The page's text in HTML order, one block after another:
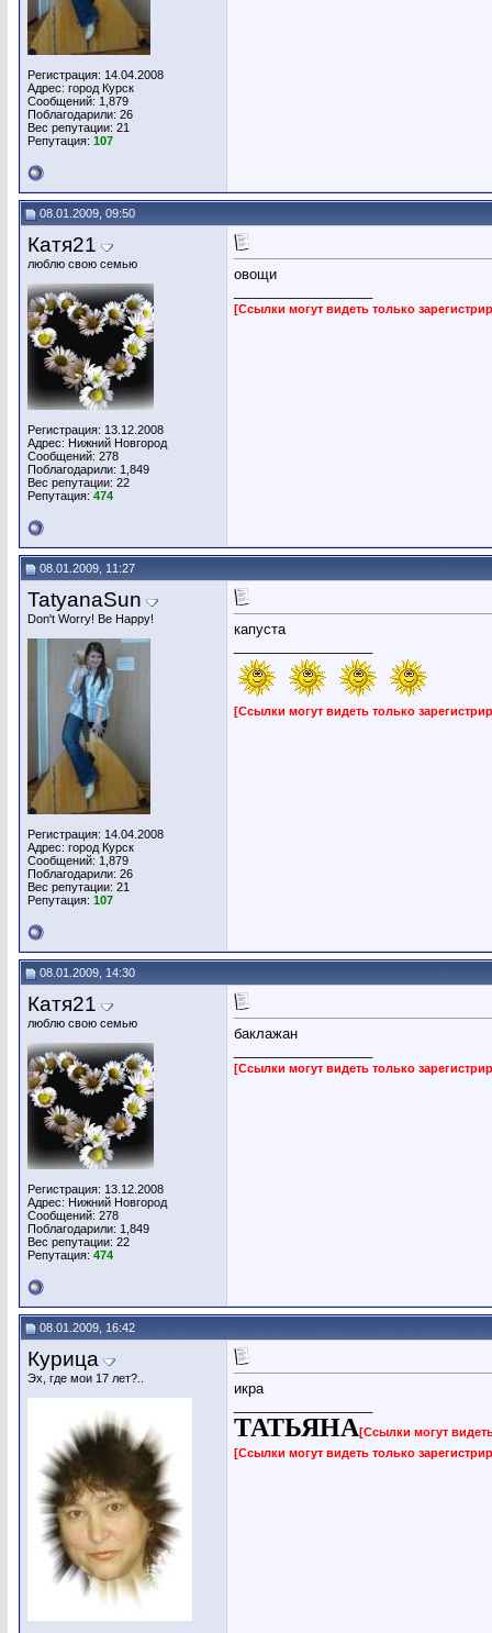
Регистрация: 14.04.2008
Адрес: город Курск
Сообщений: 1,879
Поблагодарили: 26
Вес репутации: 21
Репутация: 107
08.01.2009, 09:50
Катя21
люблю свою семью
Регистрация: 13.12.2008
Адрес: Нижний Новгород
Сообщений: 278
Поблагодарили: 1,849
Вес репутации: 22
Репутация: 474
овощи
[Ссылки могут видеть только
08.01.2009, 11:27
TatyanaSun
Don't Worry! Be Happy!
Регистрация: 14.04.2008
Адрес: город Курск
Сообщений: 1,879
Поблагодарили: 26
Вес репутации: 21
Репутация: 107
капуста
[Ссылки могут видеть только
08.01.2009, 14:30
Катя21
люблю свою семью
Регистрация: 13.12.2008
Адрес: Нижний Новгород
Сообщений: 278
Поблагодарили: 1,849
Вес репутации: 22
Репутация: 474
баклажан
[Ссылки могут видеть только
08.01.2009, 16:42
Курица
Эх, где мои 17 лет?..
икра
ТАТЬЯНА[Ссылки могут
[Ссылки могут видеть только